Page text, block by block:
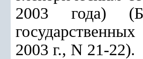
2003 года)
2003 г., N 21-22).